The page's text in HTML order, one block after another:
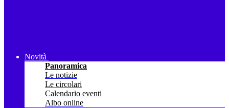
Novità
Panoramica
Le notizie
Le circolari
Calendario eventi
Albo online